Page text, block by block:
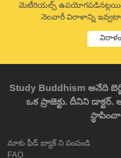
మెటీరియల్స్
నెలవారీ విరాళాన్ని
విరాళం
Study Buddhism అనేది
ఒక ప్రాజెక్టు. దీనిని డాక్టర్.
మాకు ఫీడ్ బ్యాక్ ని పంపండి
FAQ